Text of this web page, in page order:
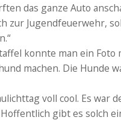
das ganze Auto
zur Jugendfeuerwehr,
konnte man ein Foto
machen. Die Hunde
voll cool. Es war
gibt es solch